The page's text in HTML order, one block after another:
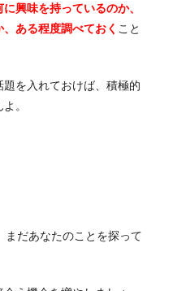
興味を持っているのか、
ある程度調べておく こと
を入れておけば、積極的
。
まだあなたのことを探って